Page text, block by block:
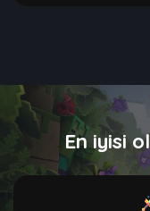
En iyisi